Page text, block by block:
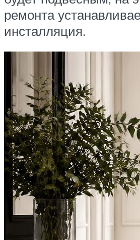
ремонта
инсталляция.